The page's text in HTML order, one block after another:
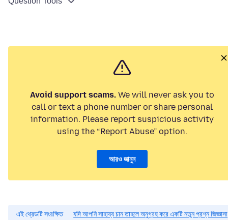
Avoid support scams. We will never ask you to
call or text a phone number or share personal
information. Please report suspicious activity
using the “Report Abuse” option.
আরও জানুন
এই থ্রেডটি সংরক্ষিত
যদি আপনি সাহায্য চান তাহলে অনুগ্রহ করে একটি নতুন প্রশ্ন জিজ্ঞাসা